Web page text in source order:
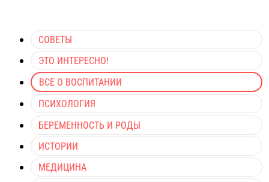
СОВЕТЫ
ЭТО ИНТЕРЕСНО!
ВСЕ О ВОСПИТАНИИ
ПСИХОЛОГИЯ
БЕРЕМЕННОСТЬ И РОДЫ
ИСТОРИИ
МЕДИЦИНА